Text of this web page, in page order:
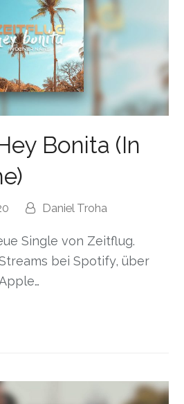
Bonita (In
Daniel Troha
Single von Zeitflug.
bei Spotify, über